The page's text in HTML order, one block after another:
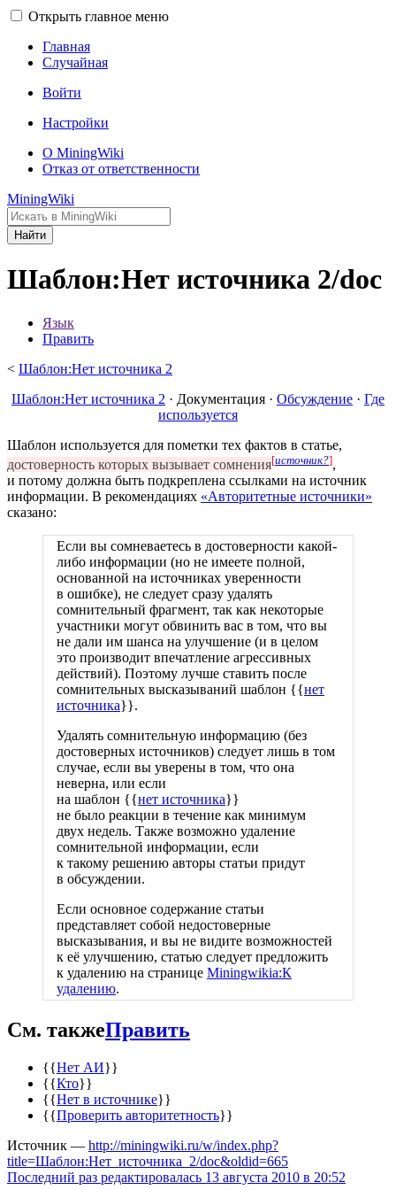
Открыть главное меню
Главная
Случайная
Войти
Настройки
О MiningWiki
Отказ от ответственности
MiningWiki
Найти
Шаблон:Нет источника 2/doc
Язык
Править
< Шаблон:Нет источника 2
Шаблон:Нет источника 2 · Документация · Обсуждение · Где
используется
Шаблон используется для пометки тех фактов в статье,
достоверность которых вызывает сомнения[источник?],
и потому должна быть подкреплена ссылками на источник
информации. В рекомендациях «Авторитетные источники»
сказано:
Если вы сомневаетесь в достоверности какой-
либо информации (но не имеете полной,
основанной на источниках уверенности
в ошибке), не следует сразу удалять
сомнительный фрагмент, так как некоторые
участники могут обвинить вас в том, что вы
не дали им шанса на улучшение (и в целом
это производит впечатление агрессивных
действий). Поэтому лучше ставить после
сомнительных высказываний шаблон {{нет
источника}}.
Удалять сомнительную информацию (без
достоверных источников) следует лишь в том
случае, если вы уверены в том, что она
неверна, или если
на шаблон {{нет источника}}
не было реакции в течение как минимум
двух недель. Также возможно удаление
сомнительной информации, если
к такому решению авторы статьи придут
в обсуждении.
Если основное содержание статьи
представляет собой недостоверные
высказывания, и вы не видите возможностей
к её улучшению, статью следует предложить
к удалению на странице Miningwikia:К
удалению.
См. такжеПравить
{{Нет АИ}}
{{Кто}}
{{Нет в источнике}}
{{Проверить авторитетность}}
Источник — http://miningwiki.ru/w/index.php?
title=Шаблон:Нет_источника_2/doc&oldid=665
Последний раз редактировалась 13 августа 2010 в 20:52